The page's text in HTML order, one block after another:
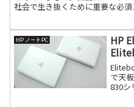
社会で生き抜くために重要な必
HP ノートPC
HP
で天
830シ